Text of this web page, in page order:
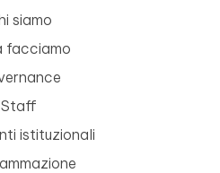
siamo
facciamo
Staff
istituzionali